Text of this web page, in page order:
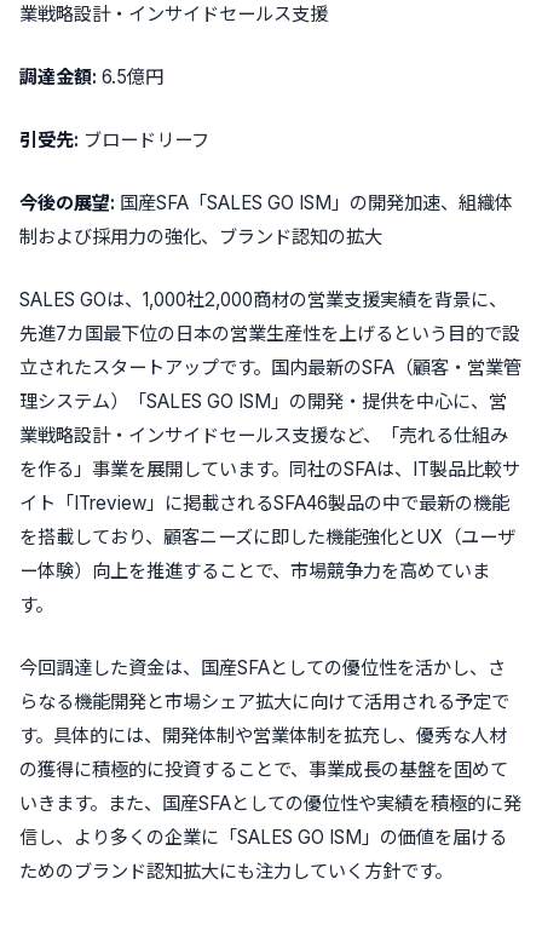
業戦略設計・インサイドセールス支援
調達金額: 6.5億円
引受先: ブロードリーフ
今後の展望: 国産SFA「SALES GO ISM」の開発加速、組織体
制および採用力の強化、ブランド認知の拡大
SALES GOは、1,000社2,000商材の営業支援実績を背景に、
先進7カ国最下位の日本の営業生産性を上げるという目的で設
立されたスタートアップです。国内最新のSFA（顧客・営業管
理システム）
「SALES GO ISM」 の開発・提供を中心に、営
業戦略設計・インサイドセールス支援など、「売れる仕組み
を作る」事業を展開しています。同社のSFAは、IT製品比較サ
イト「ITreview」に掲載されるSFA46製品の中で最新の機能
を搭載しており、顧客ニーズに即した機能強化とUX（ユーザ
ー体験）向上を推進することで、市場競争力を高めていま
す。
今回調達した資金は、国産SFAとしての優位性を活かし、さ
らなる機能開発と市場シェア拡大に向けて活用される予定で
す。具体的には、開発体制や営業体制を拡充し、優秀な人材
の獲得に積極的に投資することで、事業成長の基盤を固めて
いきます。また、国産SFAとしての優位性や実績を積極的に発
信し、より多くの企業に 「SALES GO ISM」 の価値を届ける
ためのブランド認知拡大にも注力していく方針です。